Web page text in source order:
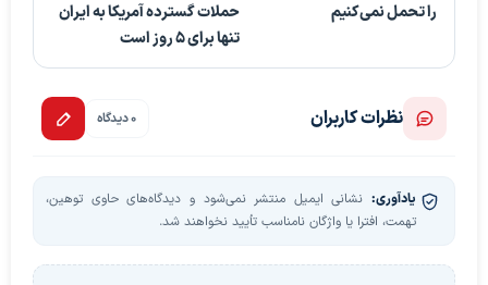
را تحمل نمی‌کنیم
حملات گسترده آمریکا به ایران
تنها برای 5 روز است
نظرات کاربران 0 دیدگاه
یادآوری: نشانی ایمیل منتشر نمی‌شود و دیدگاه‌های حاوی توهین،
تهمت، افترا یا واژگان نامناسب تأیید نخواهند شد.